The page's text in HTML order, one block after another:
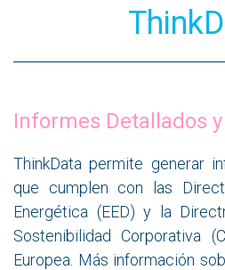
Informes Detallados
ThinkData permite generar
que cumplen con las
Energética (EED) y la
Sostenibilidad Corporativa
Europea. Más información